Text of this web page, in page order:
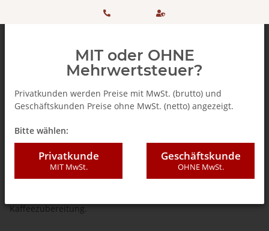
+ 49
506 98
einkaufen
SSL
Melitta ®
Kaffeezubereitung.
MIT oder OHNE
Mehrwertsteuer?
Privatkunden werden Preise mit MwSt. (brutto) und
Geschäftskunden Preise ohne MwSt. (netto) angezeigt.
Bitte wählen:
Privatkunde
MIT MwSt.
Geschäftskunde
OHNE MwSt.